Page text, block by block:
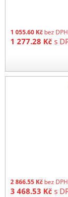
1 055.60 Kč bez DPH
1 277.28 Kč s
2 866.55 Kč bez DPH
3 468.53 Kč s